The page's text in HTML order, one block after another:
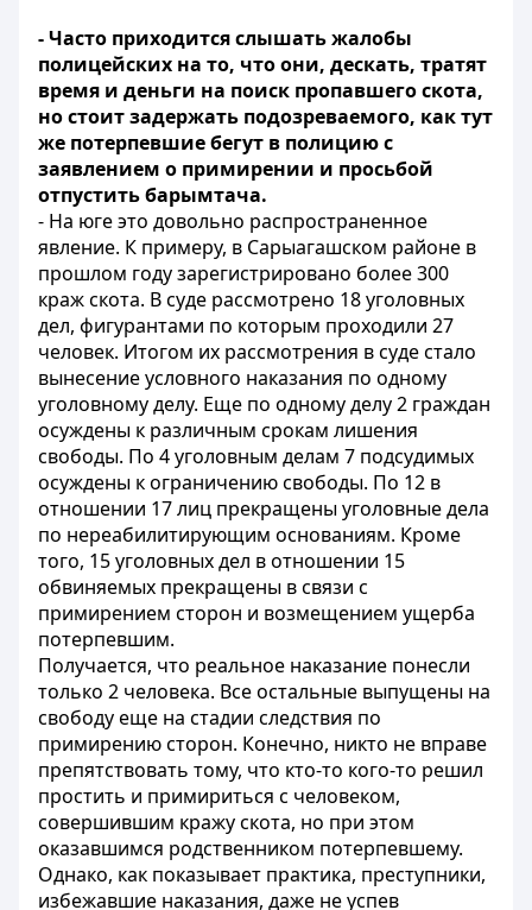
- Часто приходится слышать жалобы
полицейских на то, что они, дескать, тратят
время и деньги на поиск пропавшего скота,
но стоит задержать подозреваемого, как тут
же потерпевшие бегут в полицию с
заявлением о примирении и просьбой
отпустить барымтача.
- На юге это довольно распространенное
явление. К примеру, в Сарыагашском районе в
прошлом году зарегистрировано более 300
краж скота. В суде рассмотрено 18 уголовных
дел, фигурантами по которым проходили 27
человек. Итогом их рассмотрения в суде стало
вынесение условного наказания по одному
уголовному делу. Еще по одному делу 2 граждан
осуждены к различным срокам лишения
свободы. По 4 уголовным делам 7 подсудимых
осуждены к ограничению свободы. По 12 в
отношении 17 лиц прекращены уголовные дела
по нереабилитирующим основаниям. Кроме
того, 15 уголовных дел в отношении 15
обвиняемых прекращены в связи с
примирением сторон и возмещением ущерба
потерпевшим.
Получается, что реальное наказание понесли
только 2 человека. Все остальные выпущены на
свободу еще на стадии следствия по
примирению сторон. Конечно, никто не вправе
препятствовать тому, что кто-то кого-то решил
простить и примириться с человеком,
совершившим кражу скота, но при этом
оказавшимся родственником потерпевшему.
Однако, как показывает практика, преступники,
избежавшие наказания, даже не успев